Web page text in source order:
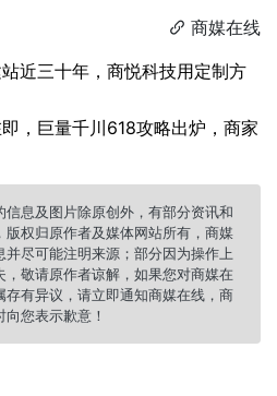
 商媒在线
近三十年，商悦科技用定制方
，巨量千川618攻略出炉，商家
息及图片除原创外，有部分资讯和
版权归原作者及媒体网站所有，商媒
尽可能注明来源；部分因为操作上
敬请原作者谅解，如果您对商媒在
有异议，请立即通知商媒在线，商
您表示歉意！